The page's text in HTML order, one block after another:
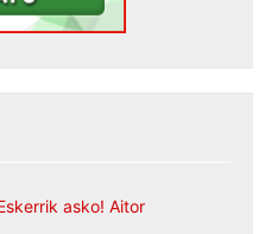
asko! Aitor